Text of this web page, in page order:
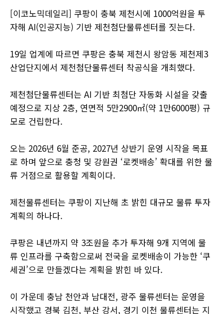
[이코노믹데일리] 쿠팡이 충북 제천시에 1000억원을 투
자해 AI(인공지능) 기반 제천첨단물류센터를 짓는다.
19일 업계에 따르면 쿠팡은 충북 제천시 왕암동 제천제3
산업단지에서 제천첨단물류센터 착공식을 개최했다.
제천첨단물류센터는 AI 기반 최첨단 자동화 시설을 갖출
예정으로 지상 2층, 연면적 5만2900㎡(약 1만6000평) 규
모로 건립한다.
오는 2026년 6월 준공, 2027년 상반기 운영 시작을 목표
로 하며 앞으로 충청 및 강원권 ‘로켓배송’ 확대를 위한 물
류 거점으로 활용할 계획이다.
제천물류센터는 쿠팡이 지난해 초 밝힌 대규모 물류 투자
계획의 하나다.
쿠팡은 내년까지 약 3조원을 추가 투자해 9개 지역에 물
류 인프라를 구축함으로써 전국을 로켓배송이 가능한 ‘쿠
세권’으로 만들겠다는 계획을 밝힌 바 있다.
이 가운데 충남 천안과 남대전, 광주 물류센터는 운영을
시작했고 경북 김천, 부산 강서, 경기 이천 물류센터는 지